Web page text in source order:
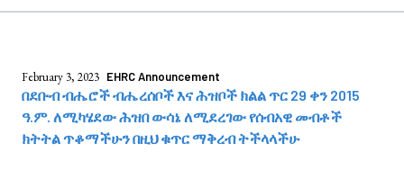
February 3, 2023 EHRC Announcement
በደቡብ ብሔሮች ብሔረሰቦች እና ሕዝቦች ክልል ጥር 29 ቀን 2015
ዓ.ም. ለሚካሄደው ሕዝበ ውሳኔ ለሚደረገው የሰብአዊ መብቶች
ክትትል ጥቆማችሁን በዚህ ቁጥር ማቅረብ ትችላላችሁ